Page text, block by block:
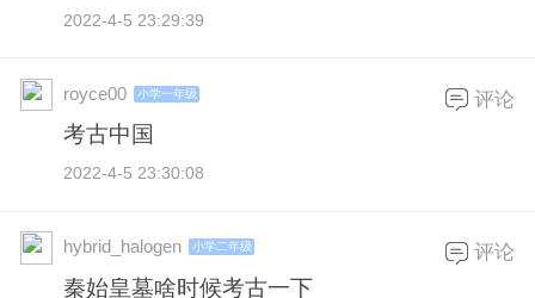
2022-4-5 23:29:39
royce00 小学一年级
考古中国
2022-4-5 23:30:08
评论
hybrid_halogen 小学二年级
秦始皇墓啥时候考古一下
评论